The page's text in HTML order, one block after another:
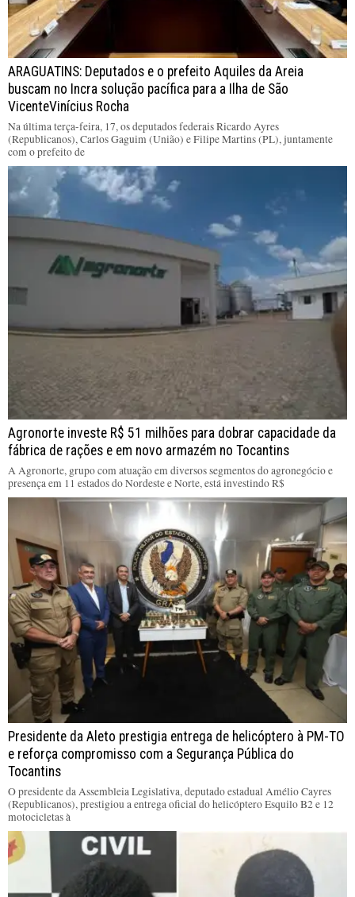
ARAGUATINS: Deputados e o prefeito Aquiles da Areia
buscam no Incra solução pacífica para a Ilha de São
VicenteVinícius Rocha
Na última terça-feira, 17, os deputados federais Ricardo Ayres
(Republicanos), Carlos Gaguim (União) e Filipe Martins (PL), juntamente
com o prefeito de
Agronorte investe R$ 51 milhões para dobrar capacidade da
fábrica de rações e em novo armazém no Tocantins
A Agronorte, grupo com atuação em diversos segmentos do agronegócio e
presença em 11 estados do Nordeste e Norte, está investindo R$
Presidente da Aleto prestigia entrega de helicóptero à PM-TO
e reforça compromisso com a Segurança Pública do
Tocantins
O presidente da Assembleia Legislativa, deputado estadual Amélio Cayres
(Republicanos), prestigiou a entrega oficial do helicóptero Esquilo B2 e 12
motocicletas à